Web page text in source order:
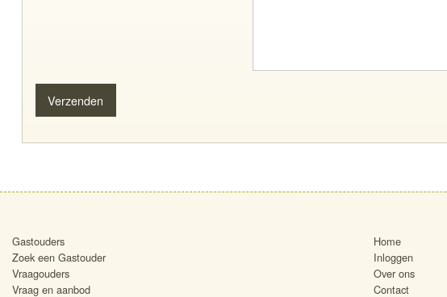
Gastouders
Zoek een Gastouder
Vraagouders
Vraag en aanbod
Home
Inloggen
Over ons
Contact